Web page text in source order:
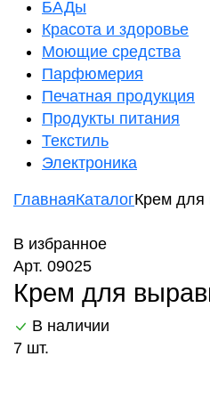
БАДы
Красота и здоровье
Моющие средства
Парфюмерия
Печатная продукция
Продукты питания
Текстиль
Электроника
ГлавнаяКаталогКрем для
В избранное
Арт. 09025
Крем для
В наличии
7 шт.